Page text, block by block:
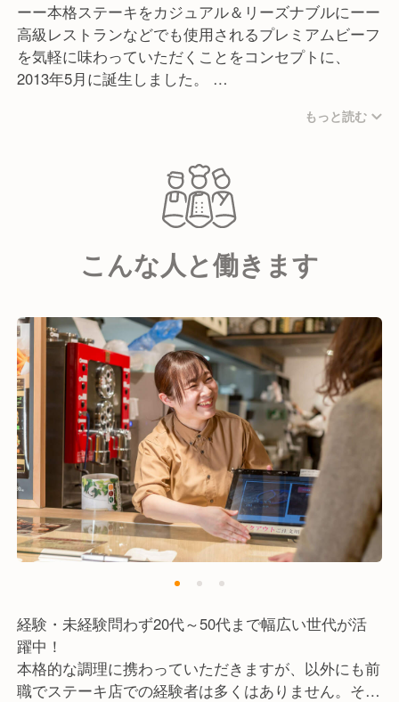
ーー本格ステーキをカジュアル＆リーズナブルにーー
高級レストランなどでも使用されるプレミアムビーフ
を気軽に味わっていただくことをコンセプトに、
2013年5月に誕生しました。
ナブルに提供することを実現し、ステーキ店専門店と
現在はイオンモールなどの商業施設のレストランフロ
アをメインに全国各地に22店舗を展開中！
もっと読む
こんな人と働きます
経験・未経験問わず20代～50代まで幅広い世代が活
躍中！
本格的な調理に携わっていただきますが、以外にも前
職でステーキ店での経験者は多くはありません。そう